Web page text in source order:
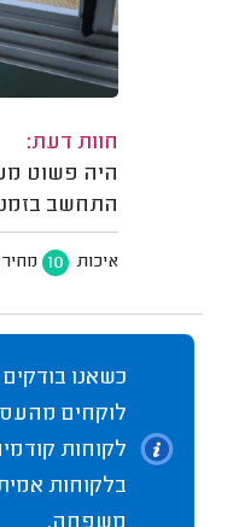
חוות דעת:
היה פשוט
התחשב
איכות 10 מחיר
כשאנו
לוקחים
לקוחות
בלקוחות